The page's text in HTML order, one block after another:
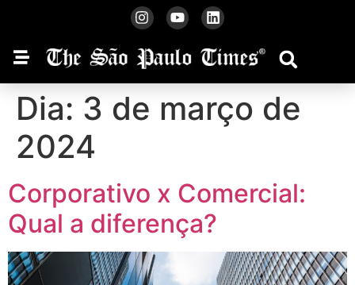
Dia: 3 de março de
2024
Corporativo x Comercial:
Qual a diferença?